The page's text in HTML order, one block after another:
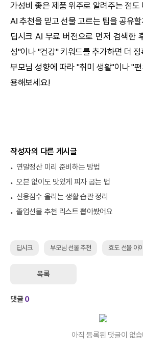
가성비 좋은 제품 위주로 알려주는 점도
AI 추천을 믿고 선물 고르는 팁을 공유
딥시크 AI 무료 버전으로 먼저 검색한
성"이나 "건강" 키워드를 추가하면 더
부모님 성향에 따라 "취미 생활"이나 "
용해보세요!
작성자의 다른 게시글
연말정산 미리 준비하는 방법
오븐 없이도 맛있게 피자 굽는 법
신용점수 올리는 생활 습관 정리
졸업선물 추천 리스트 뽑아봤어요
딥시크 부모님 선물 추천 효도 선물 아
목록
댓글0
아직 등록된 댓글이 없